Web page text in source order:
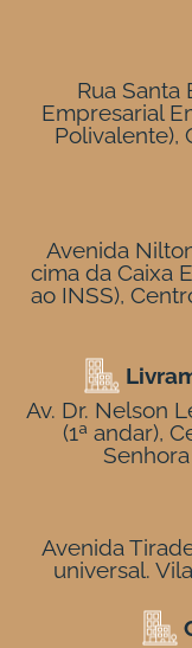
Rua Santa
Empresarial
Polivalente),
Avenida
cima da Caixa
ao INSS),
Av. Dr. Nelson
(1ª andar),
Avenida
universal.